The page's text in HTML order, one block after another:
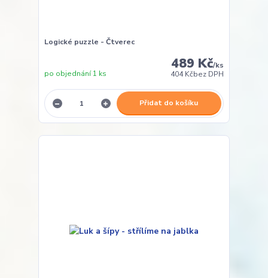
Logické puzzle - Čtverec
489 Kč/ks
404 Kčbez DPH
po objednání 1 ks
Přidat do košíku